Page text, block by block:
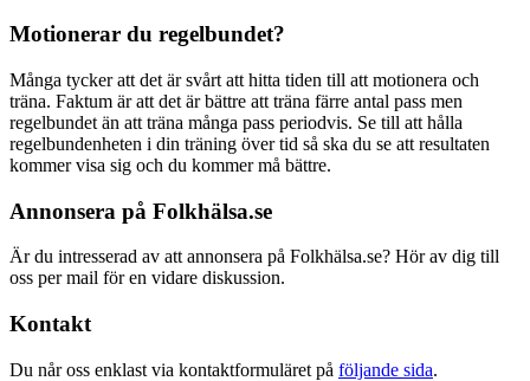
Motionerar du regelbundet?
Många tycker att det är svårt att hitta tiden till att motionera och
träna. Faktum är att det är bättre att träna färre antal pass men
regelbundet än att träna många pass periodvis. Se till att hålla
regelbundenheten i din träning över tid så ska du se att resultaten
kommer visa sig och du kommer må bättre.
Annonsera på Folkhälsa.se
Är du intresserad av att annonsera på Folkhälsa.se? Hör av dig till
oss per mail för en vidare diskussion.
Kontakt
Du når oss enklast via kontaktformuläret på följande sida.